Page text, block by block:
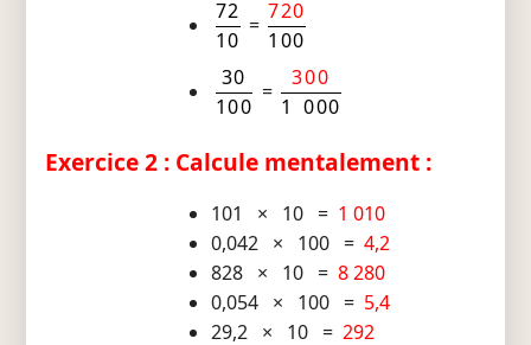
72
10
=
720
100
30
100
=
300
1 000
Exercice 2 : Calcule mentalement :
101 × 10 = 1 010
0,042 × 100 =4,2
828 × 10 =8 280
0,054 × 100 = 5,4
29,2 × 10 =292